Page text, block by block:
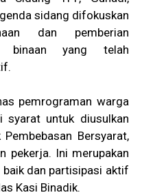
sidang difokuskan
dan pemberian
binaan yang telah
pemrograman warga
syarat untuk diusulkan
Bersyarat,
pekerja. Ini merupakan
dan partisipasi aktif
Kasi Binadik.